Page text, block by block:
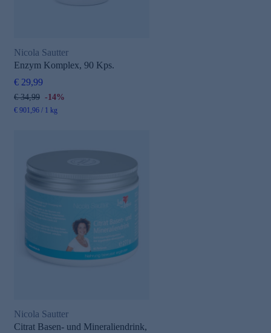
Nicola Sautter
Enzym Komplex, 90 Kps.
€ 29,99
€ 34,99 -14%
€ 901,96 / 1 kg
Nicola Sautter
Citrat Basen- und Mineraliendrink,